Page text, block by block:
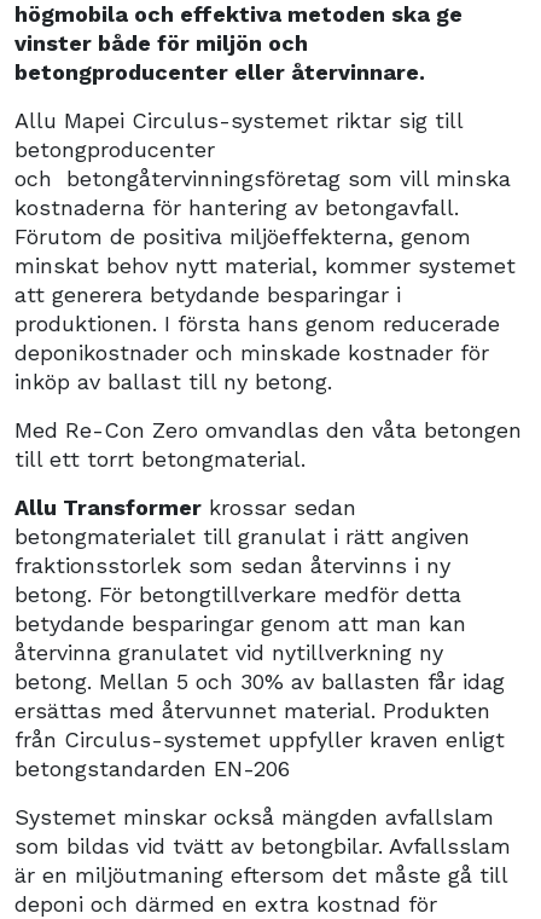
högmobila och effektiva metoden ska ge
vinster både för miljön och
betongproducenter eller återvinnare.
Allu Mapei Circulus-systemet riktar sig till
betongproducenter
och betongåtervinningsföretag som vill minska
kostnaderna för hantering av betongavfall.
Förutom de positiva miljöeffekterna, genom
minskat behov nytt material, kommer systemet
att generera betydande besparingar i
produktionen. I första hans genom reducerade
deponikostnader och minskade kostnader för
inköp av ballast till ny betong.
Med Re-Con Zero omvandlas den våta betongen
till ett torrt betongmaterial.
Allu Transformer krossar sedan
betongmaterialet till granulat i rätt angiven
fraktionsstorlek som sedan återvinns i ny
betong. För betongtillverkare medför detta
betydande besparingar genom att man kan
återvinna granulatet vid nytillverkning ny
betong. Mellan 5 och 30% av ballasten får idag
ersättas med återvunnet material. Produkten
från Circulus-systemet uppfyller kraven enligt
betongstandarden EN-206
Systemet minskar också mängden avfallslam
som bildas vid tvätt av betongbilar. Avfallsslam
är en miljöutmaning eftersom det måste gå till
deponi och därmed en extra kostnad för